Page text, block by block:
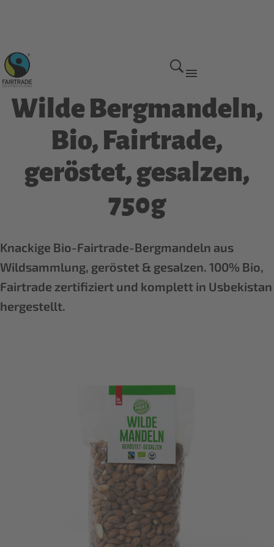
Home
Wilde Bergmandeln,
Bio, Fairtrade,
geröstet, gesalzen,
750g
Knackige Bio-Fairtrade-Bergmandeln aus
Wildsammlung, geröstet & gesalzen. 100% Bio,
Fairtrade zertifiziert und komplett in Usbekistan
hergestellt.